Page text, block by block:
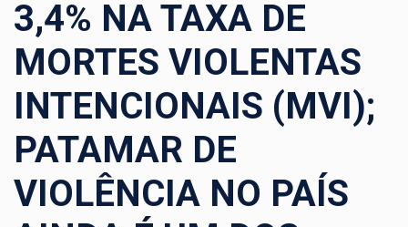
3,4% NA TAXA DE
MORTES VIOLENTAS
INTENCIONAIS (MVI);
PATAMAR DE
VIOLÊNCIA NO PAÍS